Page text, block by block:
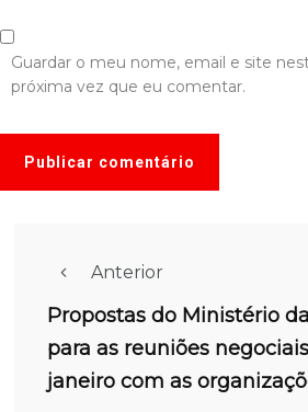
Guardar o meu nome, email e site
próxima vez que eu comentar.
Anterior
Propostas do Ministério
para as reuniões
janeiro com as